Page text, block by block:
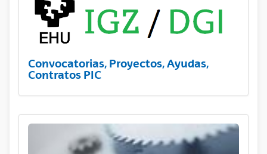
Convocatorias, Proyectos, Ayudas,
Contratos PIC